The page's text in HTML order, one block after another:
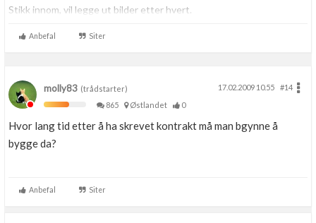
Stikk innom, vil legge ut bilder etter hvert.
Anbefal Siter
molly83 (trådstarter) 17.02.2009 10.55
#14
865
Østlandet 0
Hvor lang tid etter å ha skrevet kontrakt må man bgynne å
bygge da?
Anbefal Siter